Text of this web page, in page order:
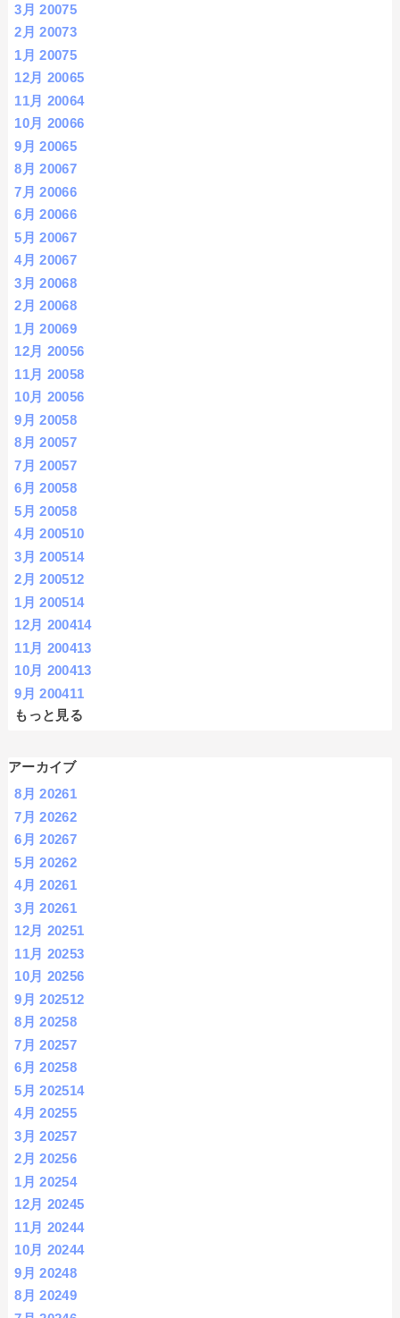
3月 20075
2月 20073
1月 20075
12月 20065
11月 20064
10月 20066
9月 20065
8月 20067
7月 20066
6月 20066
5月 20067
4月 20067
3月 20068
2月 20068
1月 20069
12月 20056
11月 20058
10月 20056
9月 20058
8月 20057
7月 20057
6月 20058
5月 20058
4月 200510
3月 200514
2月 200512
1月 200514
12月 200414
11月 200413
10月 200413
9月 200411
もっと見る
アーカイブ
8月 20261
7月 20262
6月 20267
5月 20262
4月 20261
3月 20261
12月 20251
11月 20253
10月 20256
9月 202512
8月 20258
7月 20257
6月 20258
5月 202514
4月 20255
3月 20257
2月 20256
1月 20254
12月 20245
11月 20244
10月 20244
9月 20248
8月 20249